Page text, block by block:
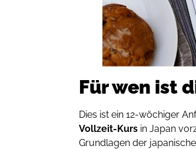
Für wen ist
Dies ist ein 12-wöchiger
Vollzeit-Kurs in Japan
Grundlagen der